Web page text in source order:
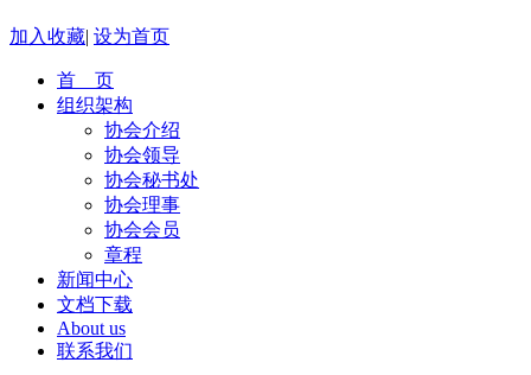
加入收藏| 设为首页
首 页
组织架构
协会介绍
协会领导
协会秘书处
协会理事
协会会员
章程
新闻中心
文档下载
About us
联系我们